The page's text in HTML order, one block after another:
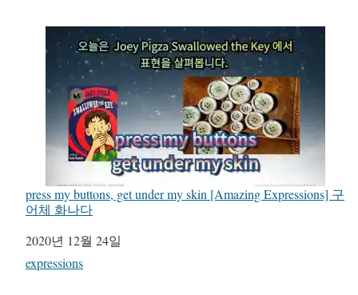
press my buttons, get under my skin [Amazing Expressions] 구
어체 화나다
일자
2020년 12월 24일
관련 항목
expressions